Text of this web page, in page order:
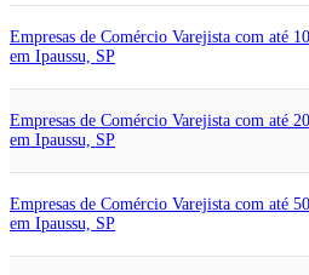
Empresas de Comércio Varejista com até
em Ipaussu, SP
Empresas de Comércio Varejista com até
em Ipaussu, SP
Empresas de Comércio Varejista com até
em Ipaussu, SP